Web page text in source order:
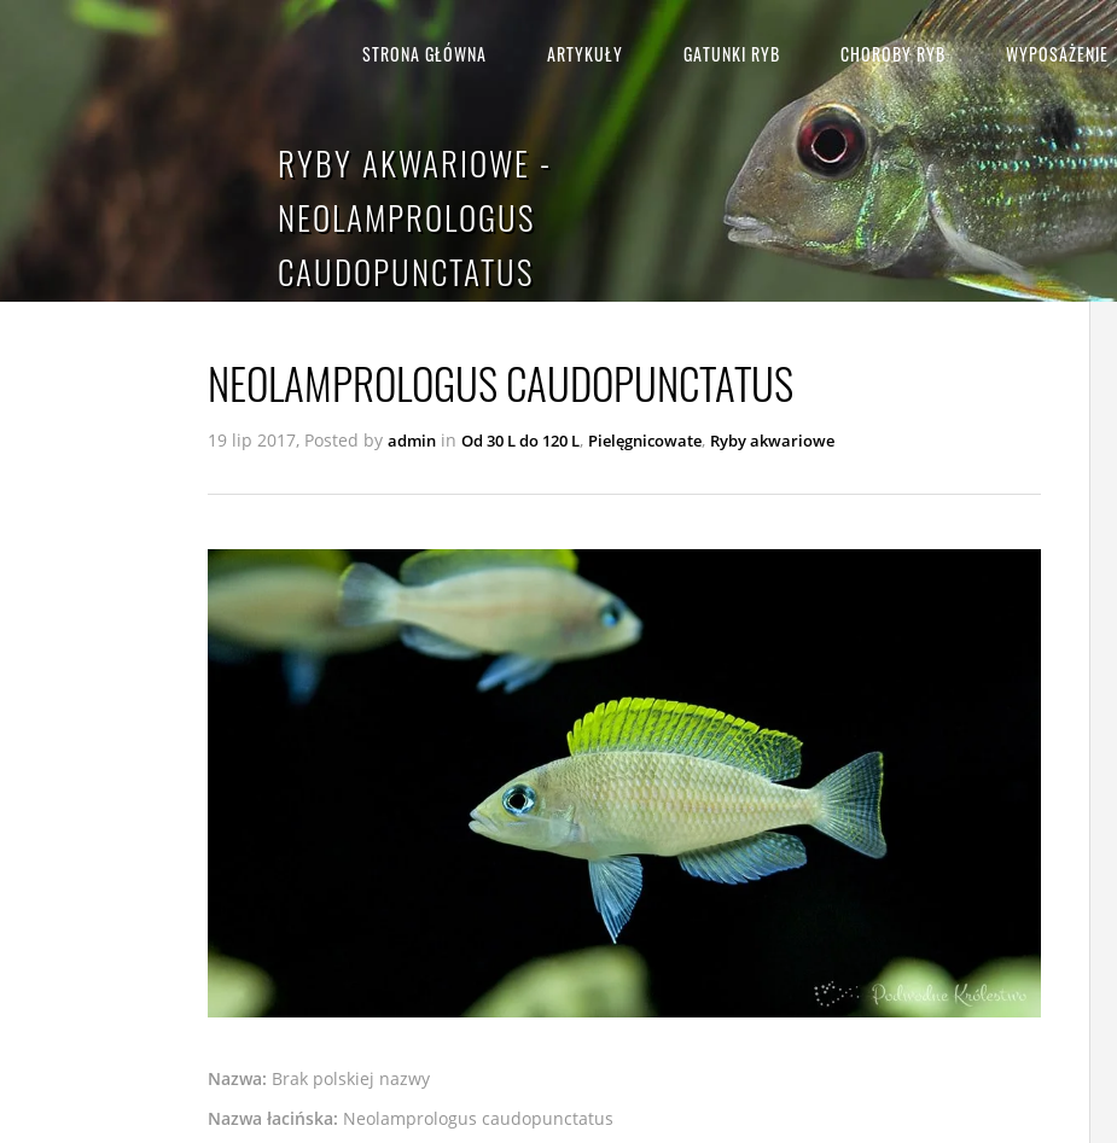
STRONA GŁÓWNA ARTYKUŁY GATUNKI RYB CHOROBY RYB WYPOSAŻENIE
RYBY AKWARIOWE -
NEOLAMPROLOGUS
CAUDOPUNCTATUS
NEOLAMPROLOGUS CAUDOPUNCTATUS
19 lip 2017, Posted by admin in Od 30 L do 120 L, Pielęgnicowate, Ryby akwariowe
Nazwa: Brak polskiej nazwy
Nazwa łacińska: Neolamprologus caudopunctatus